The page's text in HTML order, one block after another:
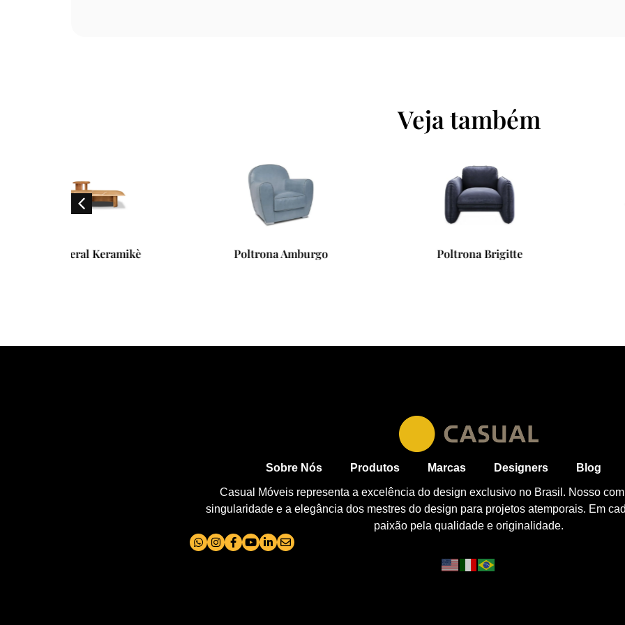
Veja também
Poltrona Amburgo Poltrona Brigitte
Sobre Nós Produtos Marcas Designers Blog
Casual Móveis representa a excelência do design exclusivo no Brasil. Nosso
singularidade e a elegância dos mestres do design para projetos atemporais. Em
paixão pela qualidade e originalidade.